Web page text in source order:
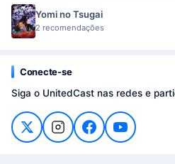
Yomi no Tsugai
2 recomendações
Conecte-se
Siga o UnitedCast nas redes e